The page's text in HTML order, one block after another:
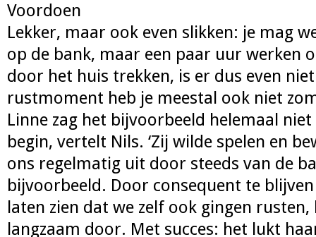
Voordoen
Lekker, maar ook even slikken: je mag
op de bank, maar een paar uur werken
door het huis trekken, is er dus even niet
rustmoment heb je meestal ook niet
Linne zag het bijvoorbeeld helemaal
begin, vertelt Nils. ‘Zij wilde spelen en
ons regelmatig uit door steeds van de
bijvoorbeeld. Door consequent te
laten zien dat we zelf ook gingen rusten,
langzaam door. Met succes: het lukt